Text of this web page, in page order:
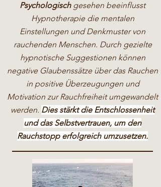
Psychologischgesehen beeinflusst
Hypnotherapie die mentalen
Einstellungen und Denkmuster von
rauchenden Menschen. Durch gezielte
hypnotische Suggestionen können
negative Glaubenssätze über das Rauchen
in positive Überzeugungen und
Motivation zur Rauchfreiheit umgewandelt
werden. Dies stärkt die Entschlossenheit
und das Selbstvertrauen, um den
Rauchstopp erfolgreich umzusetzen.